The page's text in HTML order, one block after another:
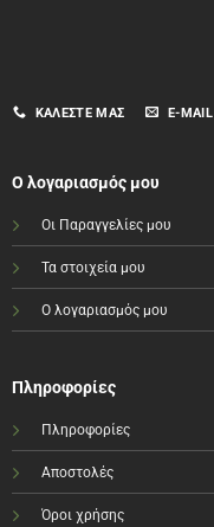
ΚΑΛΈΣΤΕ ΜΑΣ E-MAIL
Ο λογαριασμός μου
Οι Παραγγελίες μου
Τα στοιχεία μου
Ο λογαριασμός μου
Πληροφορίες
Πληροφορίες
Αποστολές
Όροι χρήσης